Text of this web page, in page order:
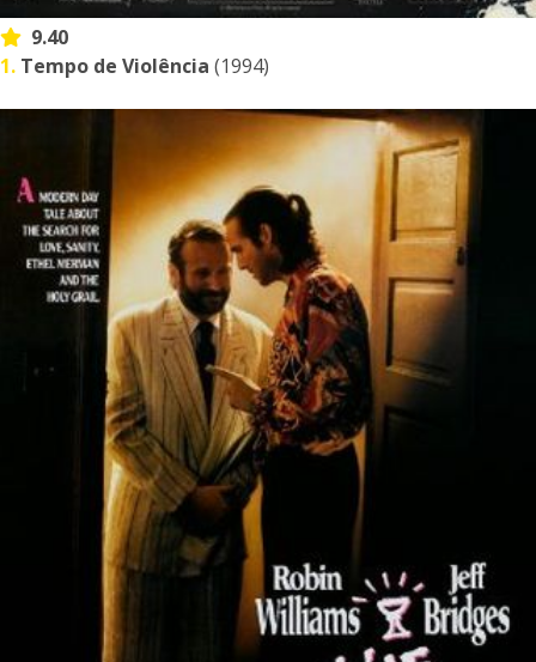
9.40
1. Tempo de Violência (1994)